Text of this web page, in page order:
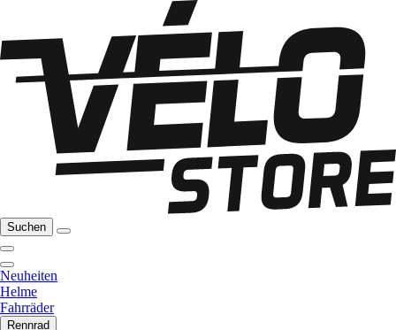
Suchen
Neuheiten
Helme
Fahrräder
Rennrad